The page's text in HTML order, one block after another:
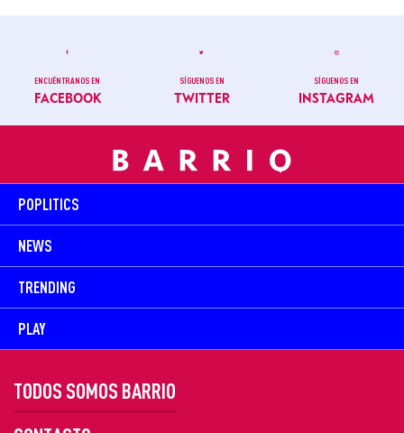
ENCUÉNTRANOS EN
FACEBOOK
SÍGUENOS EN
TWITTER
SÍGUENOS EN
INSTAGRAM
POPLITICS
NEWS
TRENDING
PLAY
TODOS SOMOS BARRIO